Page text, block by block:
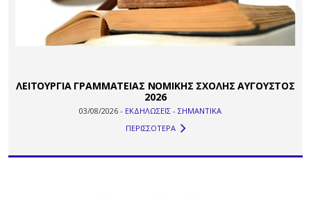
ΛΕΙΤΟΥΡΓΙΑ ΓΡΑΜΜΑΤΕΙΑΣ ΝΟΜΙΚΗΣ ΣΧΟΛΗΣ ΑΥΓΟΥΣΤΟΣ
2026
03/08/2026 - ΕΚΔΗΛΩΣΕΙΣ - ΣΗΜΑΝΤΙΚΑ
ΠΕΡΙΣΣΟΤΕΡΑ